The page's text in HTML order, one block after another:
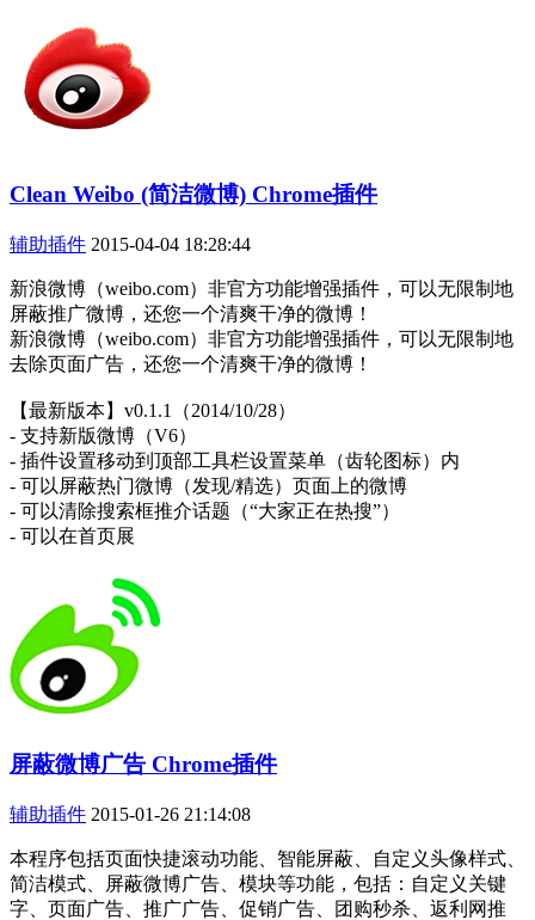
Clean Weibo (简洁微博) Chrome插件
辅助插件 2015-04-04 18:28:44
新浪微博（weibo.com）非官方功能增强插件，可以无限制地
屏蔽推广微博，还您一个清爽干净的微博！
新浪微博（weibo.com）非官方功能增强插件，可以无限制地
去除页面广告，还您一个清爽干净的微博！
【最新版本】v0.1.1（2014/10/28）
- 支持新版微博（V6）
- 插件设置移动到顶部工具栏设置菜单（齿轮图标）内
- 可以屏蔽热门微博（发现/精选）页面上的微博
- 可以清除搜索框推介话题（“大家正在热搜”）
- 可以在首页展
屏蔽微博广告 Chrome插件
辅助插件 2015-01-26 21:14:08
本程序包括页面快捷滚动功能、智能屏蔽、自定义头像样式、
简洁模式、屏蔽微博广告、模块等功能，包括：自定义关键
字、页面广告、推广广告、促销广告、团购秒杀、返利网推